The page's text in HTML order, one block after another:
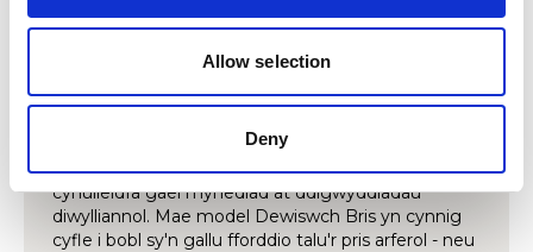
Allow selection
Deny
Rydym yn credu'n angerddol bod y celfyddydau ar
gyfer pawb, ac na ddylai neb gael eu heithrio
oherwydd eu hamgylchiadau ariannol. Mae ein
digwyddiadau 'Dewiswch Bris' yn rhoi cyfle i bawb
fforddio. Gyda chostau byw yn cynyddu, rydyn ni’n
gwybod y gall fod yn anodd i lawer yn ein
cynulleidfa gael mynediad at ddigwyddiadau
diwylliannol. Mae model Dewiswch Bris yn cynnig
cyfle i bobl sy'n gallu fforddio talu'r pris arferol - neu